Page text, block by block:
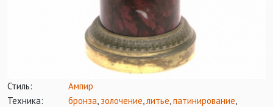
Стиль:
Ампир
Техника:
бронза золочение литье патинирование